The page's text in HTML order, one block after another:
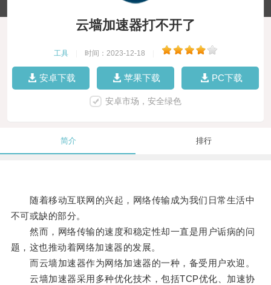
云墙加速器打不开了
工具 时间：2023-12-18
安卓下载 苹果下载 PC下载
安卓市场，安全绿色
简介 排行
随着移动互联网的兴起，网络传输成为我们日常生活中
不可或缺的部分。
然而，网络传输的速度和稳定性却一直是用户诟病的问
题，这也推动着网络加速器的发展。
而云墙加速器作为网络加速器的一种，备受用户欢迎。
云墙加速器采用多种优化技术，包括TCP优化、加速协